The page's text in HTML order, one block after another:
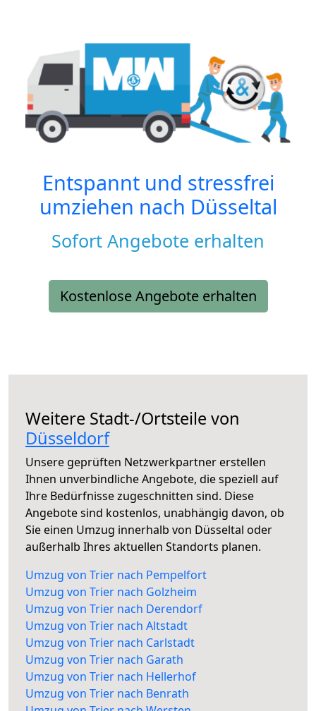
Entspannt und stressfrei
umziehen nach Düsseltal
Sofort Angebote erhalten
Kostenlose Angebote erhalten
Weitere Stadt-/Ortsteile von
Düsseldorf
Unsere geprüften Netzwerkpartner erstellen
Ihnen unverbindliche Angebote, die speziell auf
Ihre Bedürfnisse zugeschnitten sind. Diese
Angebote sind kostenlos, unabhängig davon, ob
Sie einen Umzug innerhalb von Düsseltal oder
außerhalb Ihres aktuellen Standorts planen.
Umzug von Trier nach Pempelfort
Umzug von Trier nach Golzheim
Umzug von Trier nach Derendorf
Umzug von Trier nach Altstadt
Umzug von Trier nach Carlstadt
Umzug von Trier nach Garath
Umzug von Trier nach Hellerhof
Umzug von Trier nach Benrath